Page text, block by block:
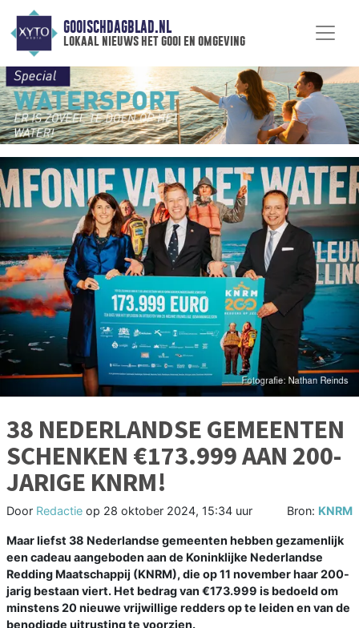
GOOISCHDAGBLAD.NL
lokaal nieuws het gooi en omgeving
38 NEDERLANDSE GEMEENTEN
SCHENKEN €173.999 AAN 200-
JARIGE KNRM!
Door Redactie op 28 oktober 2024, 15:34 uur Bron: KNRM
Maar liefst 38 Nederlandse gemeenten hebben gezamenlijk
een cadeau aangeboden aan de Koninklijke Nederlandse
Redding Maatschappij (KNRM), die op 11 november haar 200-
jarig bestaan viert. Het bedrag van €173.999 is bedoeld om
minstens 20 nieuwe vrijwillige redders op te leiden en van de
benodigde uitrusting te voorzien.